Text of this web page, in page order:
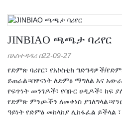
JINBIAO ጫጫታ ባሪየር
በአስተዳዳሪ በ22-09-27
የድምጽ ባሪየር፣ የአኮስቲክ ግድግዳዎች/
ይጠራል።በዋናነት ለድምፅ ማግለል እና
የፍጥነት መንገዶች፣ የባቡር ሀዲዶች፣ ከፍ
የድምጽ ምንጮችን ለመቀነስ
ዓይነት የድምፅ መከላከያ ሊከፋፈል ይችላል ፣